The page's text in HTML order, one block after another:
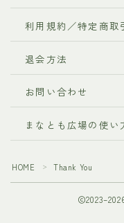
利用規約／特定商
退会方法
お問い合わせ
まなとも広場の使い
HOME ＞ Thank You